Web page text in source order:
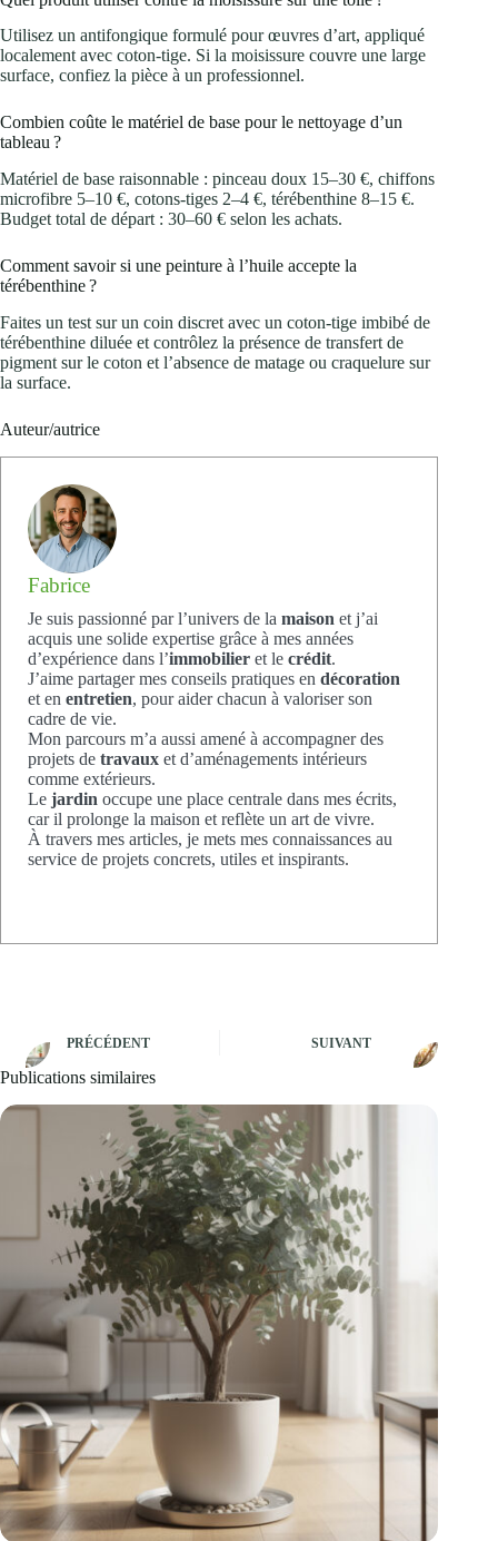
Utilisez un antifongique formulé pour œuvres d’art, appliqué
localement avec coton‑tige. Si la moisissure couvre une large
surface, confiez la pièce à un professionnel.
Combien coûte le matériel de base pour le nettoyage d’un
tableau ?
Matériel de base raisonnable : pinceau doux 15–30 €, chiffons
microfibre 5–10 €, cotons‑tiges 2–4 €, térébenthine 8–15 €.
Budget total de départ : 30–60 € selon les achats.
Comment savoir si une peinture à l’huile accepte la
térébenthine ?
Faites un test sur un coin discret avec un coton‑tige imbibé de
térébenthine diluée et contrôlez la présence de transfert de
pigment sur le coton et l’absence de matage ou craquelure sur
la surface.
Auteur/autrice
Fabrice
Je suis passionné par l’univers de la maison et j’ai
acquis une solide expertise grâce à mes années
d’expérience dans l’immobilier et le crédit.
J’aime partager mes conseils pratiques en décoration
et en entretien, pour aider chacun à valoriser son
cadre de vie.
Mon parcours m’a aussi amené à accompagner des
projets de travaux et d’aménagements intérieurs
comme extérieurs.
Le jardin occupe une place centrale dans mes écrits,
car il prolonge la maison et reflète un art de vivre.
À travers mes articles, je mets mes connaissances au
service de projets concrets, utiles et inspirants.
PRÉCÉDENT SUIVANT
Publications similaires